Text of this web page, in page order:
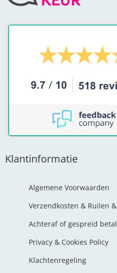
Klantinformatie
Algemene Voorwaarden
Verzendkosten & Ruilen
Achteraf of gespreid
Privacy & Cookies Policy
Klachtenregeling